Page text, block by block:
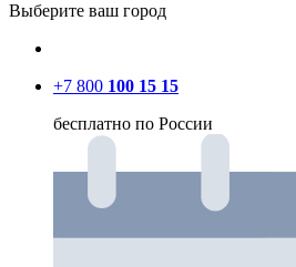
Выберите ваш город
+7 800 100 15 15
бесплатно по России